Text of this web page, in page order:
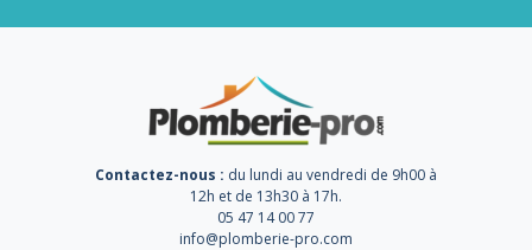
Contactez-nous : du lundi au vendredi de 9h00 à
12h et de 13h30 à 17h.
05 47 14 00 77
info@plomberie-pro.com